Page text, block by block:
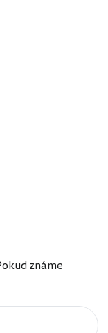
známe